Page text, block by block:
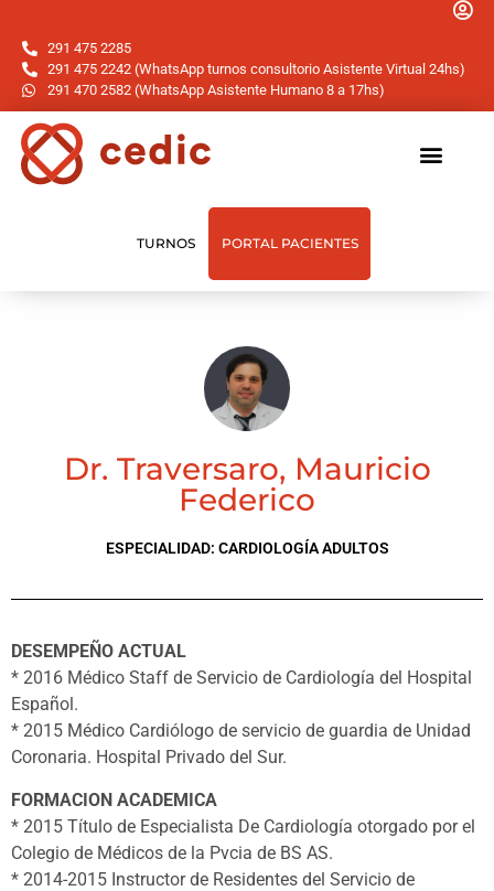
291 475 2285
291 475 2242 (WhatsApp turnos consultorio Asistente Virtual 24hs)
291 470 2582 (WhatsApp Asistente Humano 8 a 17hs)
TURNOS PORTAL PACIENTES
Dr. Traversaro, Mauricio
Federico
ESPECIALIDAD: CARDIOLOGÍA ADULTOS
DESEMPEÑO ACTUAL
* 2016 Médico Staff de Servicio de Cardiología del Hospital
Español.
* 2015 Médico Cardiólogo de servicio de guardia de Unidad
Coronaria. Hospital Privado del Sur.
FORMACION ACADEMICA
* 2015 Título de Especialista De Cardiología otorgado por el
Colegio de Médicos de la Pvcia de BS AS.
* 2014-2015 Instructor de Residentes del Servicio de